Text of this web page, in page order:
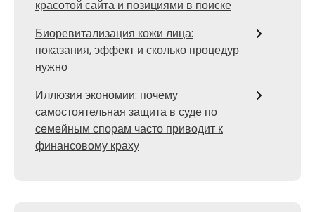
красотой сайта и позициями в поиске
Биоревитализация кожи лица:
показания, эффект и сколько процедур
нужно
Иллюзия экономии: почему
самостоятельная защита в суде по
семейным спорам часто приводит к
финансовому краху